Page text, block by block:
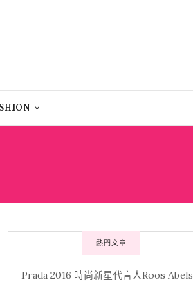
熱門文章
Prada 2016 時尚新星代言人Roos Abels